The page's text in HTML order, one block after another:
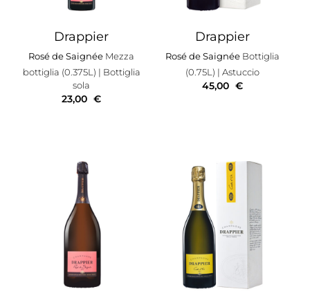
Drappier
Rosé de Saignée Mezza
bottiglia (0.375L) | Bottiglia
sola
23,00 €
Drappier
Rosé de Saignée Bottiglia
(0.75L) | Astuccio
45,00 €